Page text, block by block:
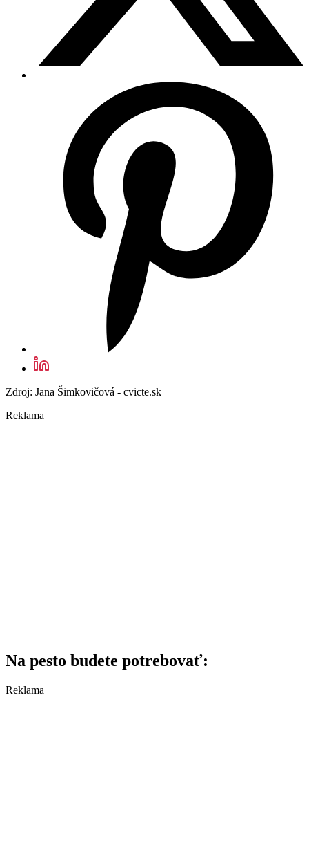
Zdroj: Jana Šimkovičová - cvicte.sk
Reklama
Na pesto budete potrebovať:
Reklama